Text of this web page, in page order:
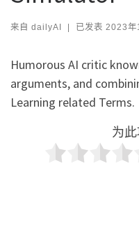
来自 dailyAI | 已发表 2023年
Humorous AI critic
arguments, and
Learning related Terms.
为